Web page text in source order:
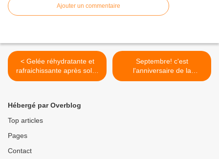
Ajouter un commentaire
< Gelée réhydratante et
rafraichissante après soleil
à la pomme de terre et à la
Septembre! c'est
l'anniversaire de la
boutique! >
Hébergé par Overblog
Top articles
Pages
Contact